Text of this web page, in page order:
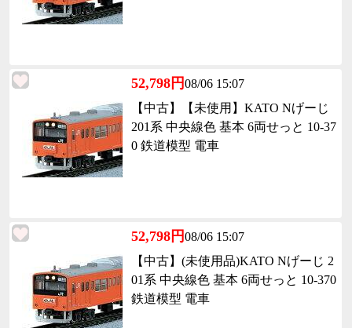
52,798円08/06 15:07
【中古】【未使用】KATO Nげーじ
201系 中央線色 基本 6両せっと 10-37
0 鉄道模型 電車
52,798円08/06 15:07
【中古】(未使用品)KATO Nげーじ 2
01系 中央線色 基本 6両せっと 10-370
鉄道模型 電車